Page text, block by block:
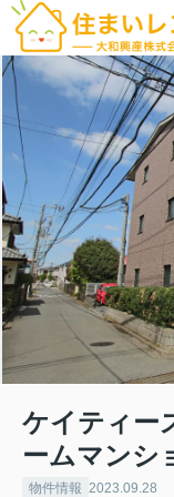
ケイティー
ームマンシ
物件情報 2023.09.28